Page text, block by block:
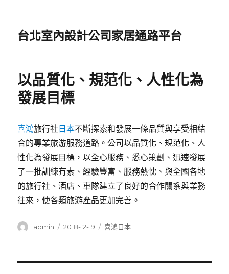
台北室內設計公司家居通路平台
以品質化、規范化、人性化為
發展目標
喜鴻旅行社 日本不斷探索和發展一條品質與享受相結
合的專業旅游服務道路。公司以品質化、規范化、人
性化為發展目標，以全心服務、悉心策劃、迅速發展
了一批訓練有素、經驗豐富、服務熱忱、與全國各地
的旅行社、酒店、車隊建立了良好的合作關系與業務
往來，使各類旅游產品更加完善。
作
admin
發
2018-12-19
分
喜鴻日本